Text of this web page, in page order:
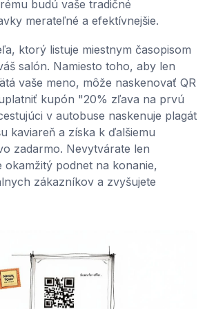
budú vaše tradičné
merateľné a efektívnejšie.
ktorý listuje miestnym časopisom
salón. Namiesto toho, aby len
vaše meno, môže naskenovať QR
kupón "20% zľava na prvú
v autobuse naskenuje plagát
kaviareň a získa k ďalšiemu
zadarmo. Nevytvárate len
okamžitý podnet na konanie,
zákazníkov a zvyšujete